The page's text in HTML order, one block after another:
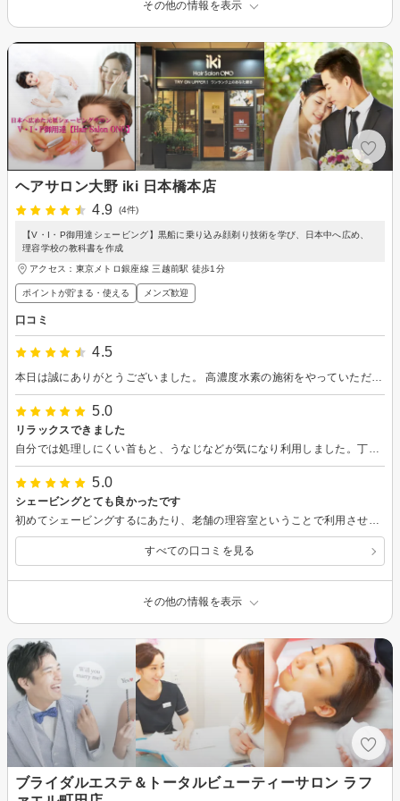
その他の情報を表示
ヘアサロン大野 iki 日本橋本店
4.9
(4件)
【V・I・P御用達シェービング】黒船に乗り込み顔剃り技術を学び、日本中へ広め、
理容学校の教科書を作成
アクセス：東京メトロ銀座線 三越前駅 徒歩1分
ポイントが貯まる・使える メンズ歓迎
口コミ
4.5
本日は誠にありがとうございました。 高濃度水素の施術をやっていただたのですが、施術後から艶と透明感がすごく感動しました。 また次回もよろしくお願い致します。
5.0
リラックスできました
自分では処理しにくい首もと、うなじなどが気になり利用しました。丁寧なカウンセリングで安心してお任せできました。シェービング後はお肌がワントーン明るくなった気がします！
5.0
シェービングとても良かったです
初めてシェービングするにあたり、老舗の理容室ということで利用させて頂きました。確かな技術と和やかな接客を個室でゆったりと堪能でき、美容院とはまた違った綺麗に「整える」施術に感動しました。 またシェービングしたその後は化粧水の浸透がとてもよくなったので、引き続きお伺いしたいと思いました
すべての口コミを見る
その他の情報を表示
ブライダルエステ＆トータルビューティーサロン ラフ